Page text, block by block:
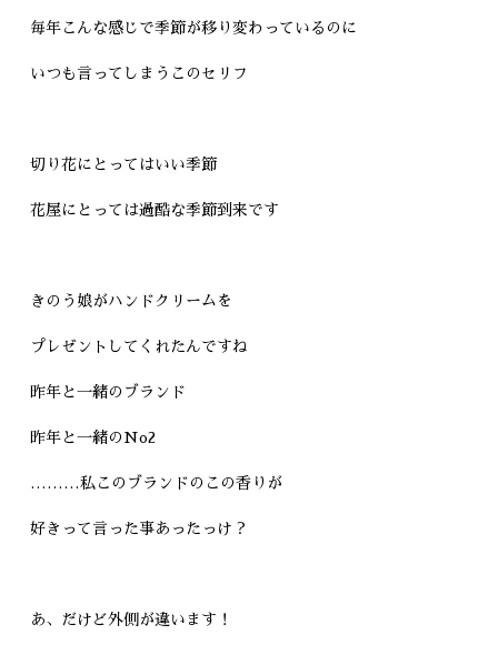
毎年こんな感じで季節が移り変わっているのに
いつも言ってしまうこのセリフ
切り花にとってはいい季節
花屋にとっては過酷な季節到来です
きのう娘がハンドクリームを
プレゼントしてくれたんですね
昨年と一緒のブランド
昨年と一緒のNo2
………私このブランドのこの香りが
好きって言った事あったっけ？
あ、だけど外側が違います！